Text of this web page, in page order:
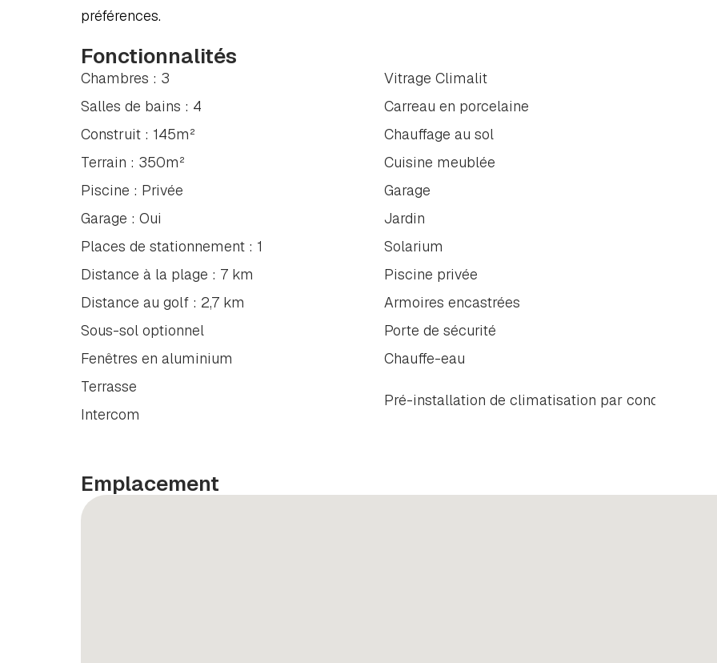
préférences.
Fonctionnalités
Chambres : 3
Salles de bains : 4
Construit : 145m²
Terrain : 350m²
Piscine : Privée
Garage : Oui
Places de stationnement : 1
Distance à la plage : 7 km
Distance au golf : 2,7 km
Sous-sol optionnel
Fenêtres en aluminium
Terrasse
Intercom
Vitrage Climalit
Carreau en porcelaine
Chauffage au sol
Cuisine meublée
Garage
Jardin
Solarium
Piscine privée
Armoires encastrées
Porte de sécurité
Chauffe-eau
Pré-installation de climatisation par conduits
Emplacement